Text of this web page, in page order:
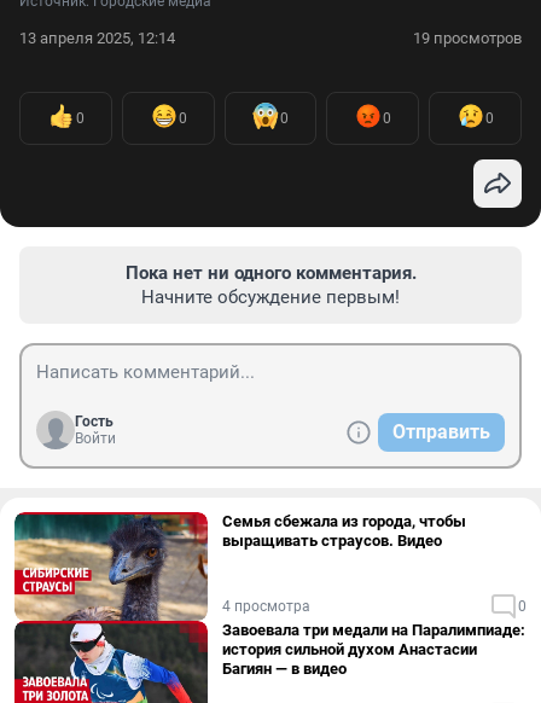
13 апреля 2025, 12:14 19 просмотров
0 0 0 0 0
Пока нет ни одного комментария.
Начните обсуждение первым!
Гость
Войти
Отправить
Семья сбежала из города, чтобы
выращивать страусов. Видео
4 просмотра 0
Завоевала три медали на Паралимпиаде:
история сильной духом Анастасии
Багиян — в видео